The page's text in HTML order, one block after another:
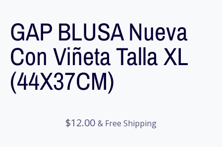
GAP BLUSA Nueva
Con Viñeta Talla XL
(44X37CM)
$12.00 & Free Shipping